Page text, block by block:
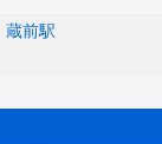
蔵前駅